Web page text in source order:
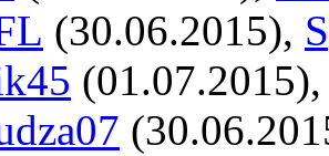
(30.06.2015),